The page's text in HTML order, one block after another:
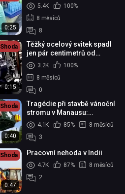
0:25
5.4K
100%
8 měsíců
8
Shoda
0:15
Těžký ocelový svitek spadl
jen pár centimetrů od
dělníka
3.2K
100%
8 měsíců
0
Shoda
0:40
Tragédie při stavbě vánoční
stromu v Manausu:
převržený jeřáb zabil
jednoho pracovníka a
dalšího ...
4.1K 85%
8 měsíců
3
Shoda
0:47
Pracovní nehoda v Indii
4.7K 87%
8 měsíců
2